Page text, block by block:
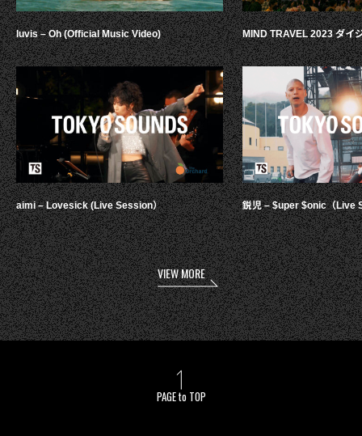
luvis – Oh (Official Music Video)
aimi – Lovesick (Live Session）
MIND TRAVEL 2023 ダイ
鋭児 – $uper $onic（Live
VIEW MORE
PAGE to TOP